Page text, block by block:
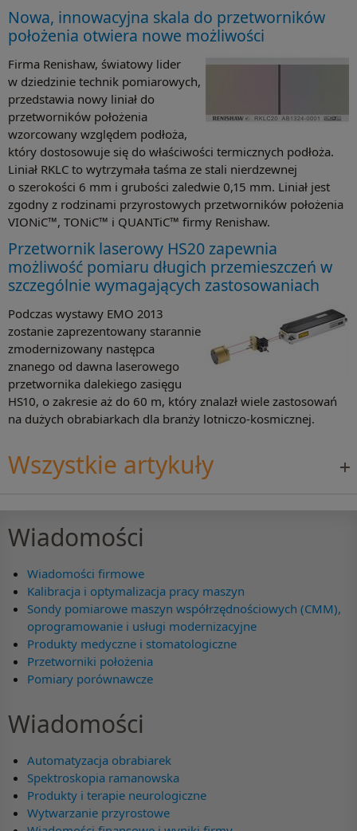
Nowa, innowacyjna skala do przetworników
położenia otwiera nowe możliwości
Firma Renishaw, światowy lider
w dziedzinie technik pomiarowych,
przedstawia nowy liniał do
przetworników położenia
wzorcowany względem podłoża,
który dostosowuje się do właściwości termicznych podłoża.
Liniał RKLC to wytrzymała taśma ze stali nierdzewnej
o szerokości 6 mm i grubości zaledwie 0,15 mm. Liniał jest
zgodny z rodzinami przyrostowych przetworników położenia
VIONiC™, TONiC™ i QUANTiC™ firmy Renishaw.
Przetwornik laserowy HS20 zapewnia
możliwość pomiaru długich przemieszczeń w
szczególnie wymagających zastosowaniach
Podczas wystawy EMO 2013
zostanie zaprezentowany starannie
zmodernizowany następca
znanego od dawna laserowego
przetwornika dalekiego zasięgu
HS10, o zakresie aż do 60 m, który znalazł wiele zastosowań
na dużych obrabiarkach dla branży lotniczo-kosmicznej.
Wszystkie artykuły
Wiadomości
Wiadomości firmowe
Kalibracja i optymalizacja pracy maszyn
Sondy pomiarowe maszyn współrzędnościowych (CMM),
oprogramowanie i usługi modernizacyjne
Produkty medyczne i stomatologiczne
Przetworniki położenia
Pomiary porównawcze
Wiadomości
Automatyzacja obrabiarek
Spektroskopia ramanowska
Produkty i terapie neurologiczne
Wytwarzanie przyrostowe